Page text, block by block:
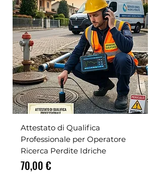
Attestato di Qualifica
Professionale per Operatore
Ricerca Perdite Idriche
Prezzo
70,00 €